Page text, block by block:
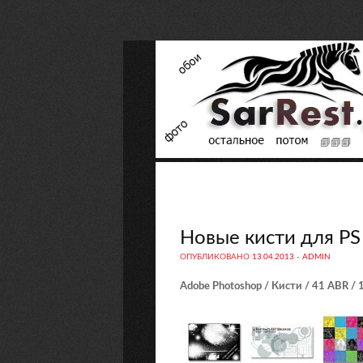
Новые кисти для
ОПУБЛИКОВАНО 13.04.2013 - ADMIN
Adobe Photoshop / Кисти / 41 ABR /